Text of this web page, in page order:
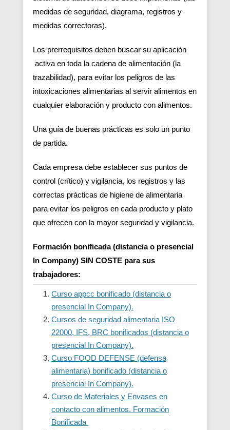
medidas de seguridad, diagrama, registros y
medidas correctoras).
Los prerrequisitos deben buscar su aplicación
activa en toda la cadena de alimentación (la
trazabilidad), para evitar los peligros de las
intoxicaciones alimentarias al servir alimentos en
cualquier elaboración y producto con alimentos.
Una guía de buenas prácticas es solo un punto
de partida.
Cada empresa debe establecer sus puntos de
control (crítico) y vigilancia, los registros y las
correctas prácticas de higiene de alimentaria
para evitar los peligros en cada producto y plato
que ofrecen con la mayor seguridad y vigilancia.
Formación bonificada (distancia o presencial
In Company) SIN COSTE para sus
trabajadores:
Curso appcc bonificado (distancia o
presencial In Company).
Cursos de seguridad alimentaria ISO
22000, IFS, BRC bonificados (distancia o
presencial In Company).
Curso FOOD DEFENSE (defensa
alimentaria) bonificado (distancia o
presencial In Company).
Curso de Materiales y Envases en
contacto con alimentos. Formación
Bonificada